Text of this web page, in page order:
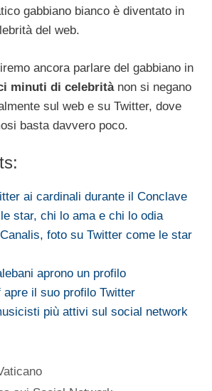
gabbiano bianco è diventato in
del web.
ancora parlare del gabbiano in
minuti di celebritànon si negano
sul web e su Twitter, dove
basta davvero poco.
ai cardinali durante il Conclave
star, chi lo ama e chi lo odia
foto su Twitter come le star
aprono un profilo
apre il suo profilo Twitter
più attivi sul social network